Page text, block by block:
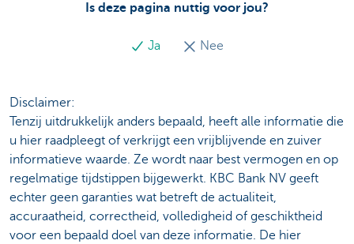
Is deze pagina nuttig voor jou?
Ja Nee
Disclaimer:
Tenzij uitdrukkelijk anders bepaald, heeft alle informatie die
u hier raadpleegt of verkrijgt een vrijblijvende en zuiver
informatieve waarde. Ze wordt naar best vermogen en op
regelmatige tijdstippen bijgewerkt. KBC Bank NV geeft
echter geen garanties wat betreft de actualiteit,
accuraatheid, correctheid, volledigheid of geschiktheid
voor een bepaald doel van deze informatie. De hier